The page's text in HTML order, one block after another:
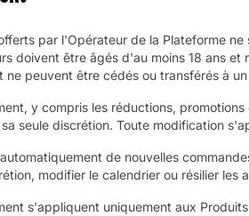
par l'Opérateur de la Plateforme
doivent être âgés d'au moins 18 ans
ne peuvent être cédés ou transférés à
y compris les réductions,
seule discrétion. Toute modification
de nouvelles
modifier le calendrier ou résilier
s'appliquent uniquement aux